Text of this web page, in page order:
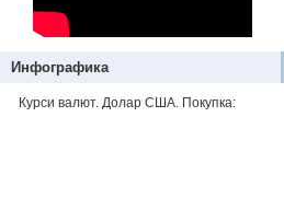
Инфографика
Курси валют. Долар США. Покупка: